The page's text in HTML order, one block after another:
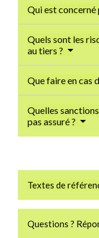
Qui est concerné
Quels sont les
au tiers ?
Que faire en cas
Quelles
pas assuré ?
Textes de
Questions ?